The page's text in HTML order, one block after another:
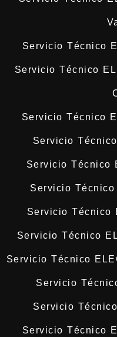
Servicio Técnico
Servicio Técnico
Servicio Técnico
Servicio
Servicio Técnico
Servicio Técnico
Servicio Técnico
Servicio Técnico
Servicio Técnico
Servicio
Servicio
Servicio Técnico